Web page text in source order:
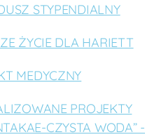
STYPENDIALNY
ŻYCIE DLA HARIETT
MEDYCZNY
PROJEKTY
CZYSTA WODA” -